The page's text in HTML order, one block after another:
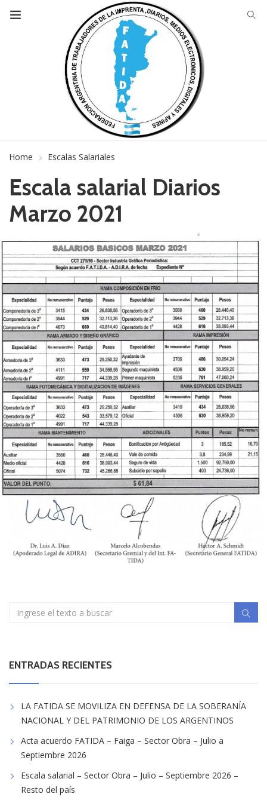
Home Escalas Salariales
Escala salarial Diarios
Marzo 2021
ENTRADAS RECIENTES
LA FATIDA SE MOVILIZA EN DEFENSA DE LA SOBERANÍA
NACIONAL Y DEL PATRIMONIO DE LOS ARGENTINOS
Acta acuerdo FATIDA – Faiga – Sector Obra – Julio a
Septiembre 2026
Escala salarial – Sector Obra – Julio – Septiembre 2026 –
Resto del país